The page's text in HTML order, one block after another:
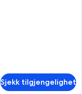
Sjekk tilgjengelighet